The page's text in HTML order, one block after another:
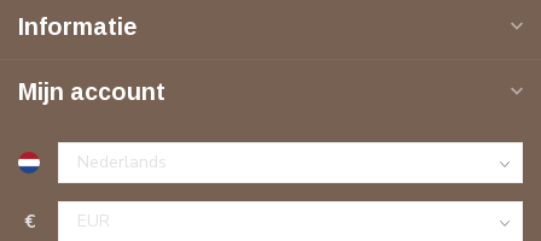
Informatie
Mijn account
€